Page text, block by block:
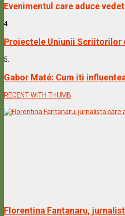
Evenimentul care aduce
4.
Proiectele Uniunii Scriitorilor
5.
Gabor Maté: Cum iti
RECENT WITH THUMB
Florentina Fantanaru,